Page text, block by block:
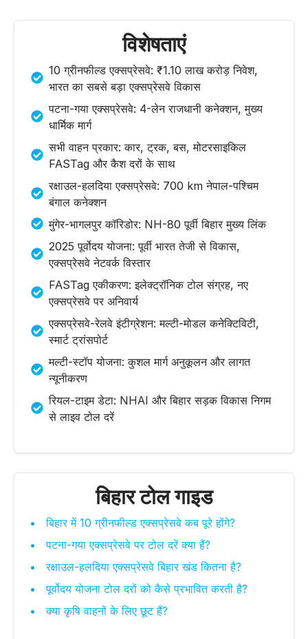
विशेषताएं
10 ग्रीनफील्ड एक्सप्रेसवे: ₹1.10 लाख करोड़ निवेश,
भारत का सबसे बड़ा एक्सप्रेसवे विकास
पटना-गया एक्सप्रेसवे: 4-लेन राजधानी कनेक्शन, मुख्य
धार्मिक मार्ग
सभी वाहन प्रकार: कार, ट्रक, बस, मोटरसाइकिल
FASTag और कैश दरों के साथ
रक्षाउल-हलदिया एक्सप्रेसवे: 700 km नेपाल-पश्चिम
बंगाल कनेक्शन
मुंगेर-भागलपुर कॉरिडोर: NH-80 पूर्वी बिहार मुख्य लिंक
2025 पूर्वोदय योजना: पूर्वी भारत तेजी से विकास,
एक्सप्रेसवे नेटवर्क विस्तार
FASTag एकीकरण: इलेक्ट्रॉनिक टोल संग्रह, नए
एक्सप्रेसवे पर अनिवार्य
एक्सप्रेसवे-रेलवे इंटीग्रेशन: मल्टी-मोडल कनेक्टिविटी,
स्मार्ट ट्रांसपोर्ट
मल्टी-स्टॉप योजना: कुशल मार्ग अनुकूलन और लागत
न्यूनीकरण
रियल-टाइम डेटा: NHAI और बिहार सड़क विकास निगम
से लाइव टोल दरें
बिहार टोल गाइड
बिहार में 10 ग्रीनफील्ड एक्सप्रेसवे कब पूरे होंगे?
पटना-गया एक्सप्रेसवे पर टोल दरें क्या हैं?
रक्षाउल-हलदिया एक्सप्रेसवे बिहार खंड कितना है?
पूर्वोदय योजना टोल दरों को कैसे प्रभावित करती है?
क्या कृषि वाहनों के लिए छूट हैं?